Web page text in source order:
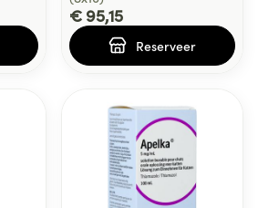
€ 95,15
Reserveer